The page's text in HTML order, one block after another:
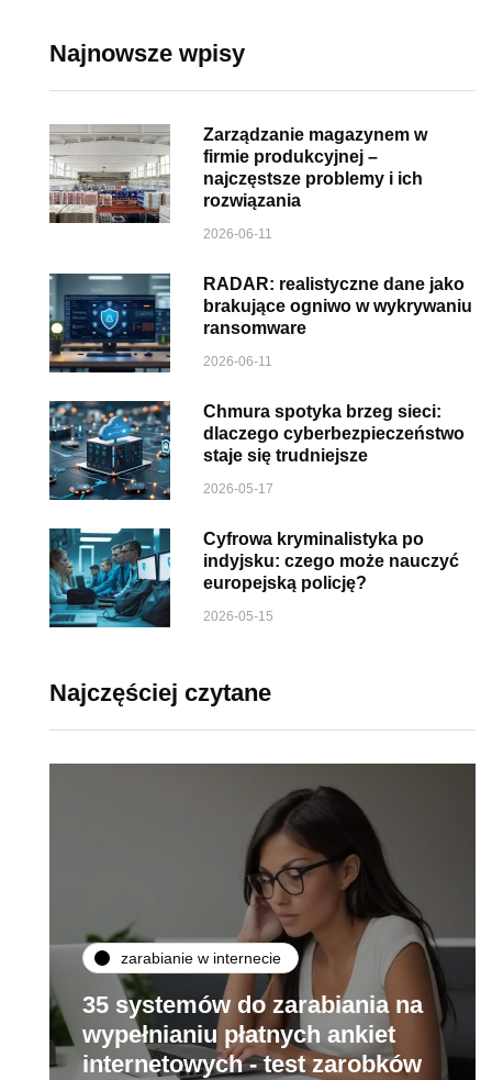
Najnowsze wpisy
Zarządzanie magazynem w
firmie produkcyjnej –
najczęstsze problemy i ich
rozwiązania
2026-06-11
RADAR: realistyczne dane jako
brakujące ogniwo w wykrywaniu
ransomware
2026-06-11
Chmura spotyka brzeg sieci:
dlaczego cyberbezpieczeństwo
staje się trudniejsze
2026-05-17
Cyfrowa kryminalistyka po
indyjsku: czego może nauczyć
europejską policję?
2026-05-15
Najczęściej czytane
zarabianie w internecie
35 systemów do zarabiania na
wypełnianiu płatnych ankiet
internetowych - test zarobków